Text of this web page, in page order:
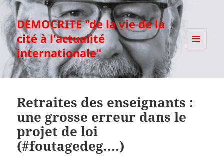
DEMOCRITE "de la vie de la
cité à l'actualité
internationale"
Retraites des enseignants :
une grosse erreur dans le
projet de loi
(#foutagedeg….)